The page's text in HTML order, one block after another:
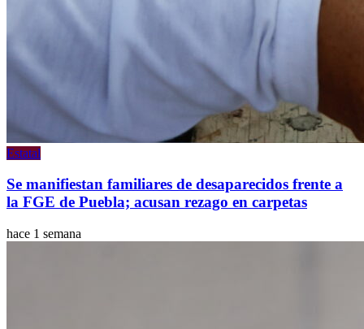
Estatal
Se manifiestan familiares de desaparecidos frente a
la FGE de Puebla; acusan rezago en carpetas
hace 1 semana